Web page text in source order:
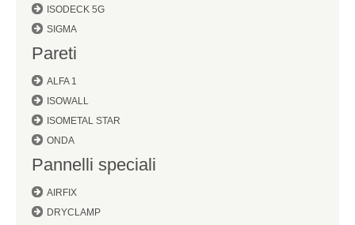
ISODECK 5G
SIGMA
Pareti
ALFA 1
ISOWALL
ISOMETAL STAR
ONDA
Pannelli speciali
AIRFIX
DRYCLAMP